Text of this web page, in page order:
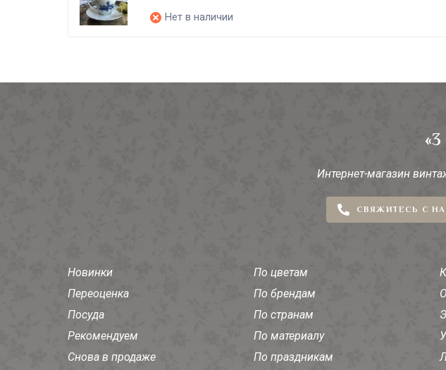
Нет в наличии
Интернет-магазин
СВЯЖИТЕСЬ С
Новинки
Переоценка
Посуда
Рекомендуем
Снова в продаже
По цветам
По брендам
По странам
По материалу
По праздникам